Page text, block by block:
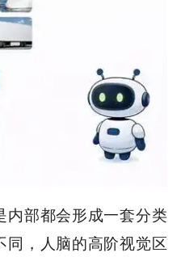
内部都会形成一套分类
同，人脑的高阶视觉区